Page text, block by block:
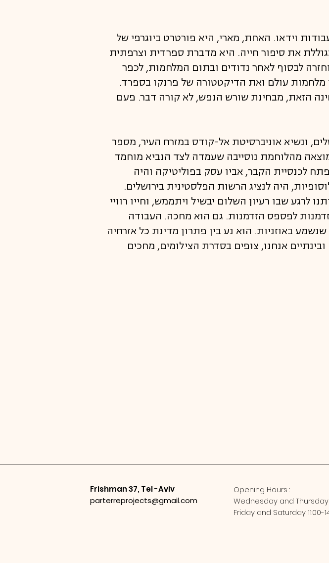
וידאו. האחת, מארי, היא פורטרט ביוגרפי של
את סיפור חייה. היא מדברת ספרדית וצרפתית
לבסוף לאחר נדודים ובתום המלחמות, לכפר
מלחמות עולם ואת הדיקטטורה של פרנקו בספרד.
הזאת, מבחינת שורש הנפש, לא קורה דבר. פעם
ונשיא אוניברסיטת אל-קודס במזרח העיר, מספר
מהלוחמת נוסייבה שעמדה לצד הנביא מוחמד
מחזיקה את המפתח לכנסיית הקבר, אביו עסק בפוליטיקה והיה
היה לנציג הרשות הפלסטינית בירושלים.
לרגע שבו רעיון השלום יבשיל ויתממש, וחייו רוויי
לפספס הזדמנות. גם הוא מחכה. העבודה
באוזניות. הוא נע בין פתרון מדינת כל אזרחיה
אנחנו, צופים בסדרת הצילומים, מחכים
Frishman 37, Tel -Aviv
parterreprojects@gmail.com
Opening Hours :
Wednesday and Thursday
Friday and Saturday 11:00-